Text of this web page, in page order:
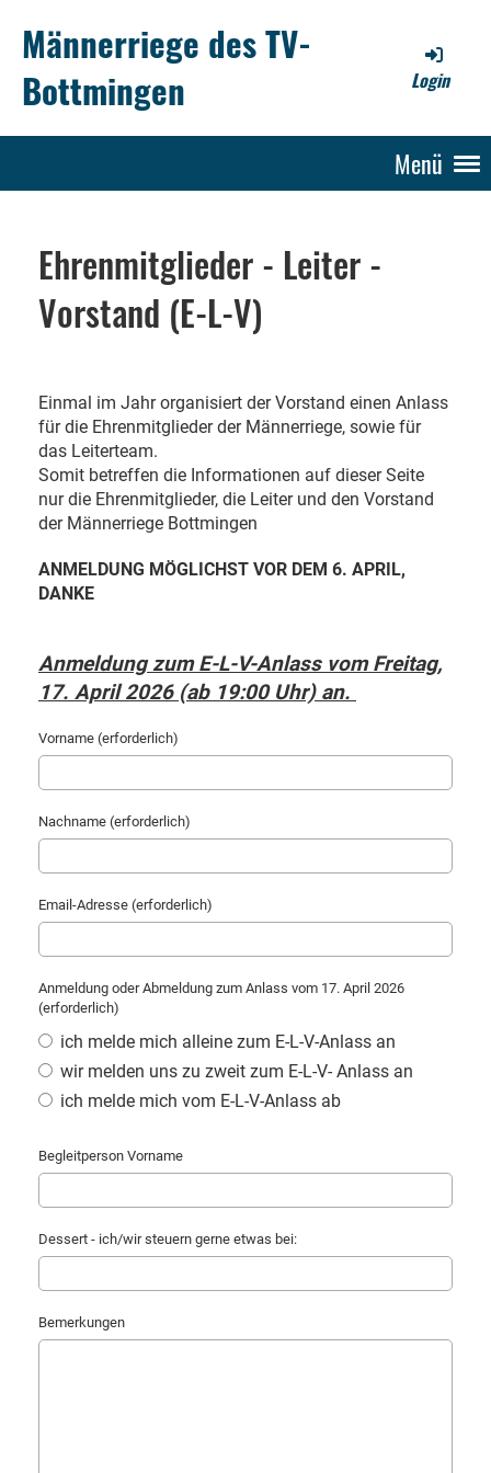
Männerriege des TV-
Bottmingen
Login
Menü
Ehrenmitglieder - Leiter -
Vorstand (E-L-V)
Einmal im Jahr organisiert der Vorstand einen Anlass
für die Ehrenmitglieder der Männerriege, sowie für
das Leiterteam.
Somit betreffen die Informationen auf dieser Seite
nur die Ehrenmitglieder, die Leiter und den Vorstand
der Männerriege Bottmingen
ANMELDUNG MÖGLICHST VOR DEM 6. APRIL,
DANKE
Anmeldung zum E-L-V-Anlass vom Freitag,
17. April 2026 (ab 19:00 Uhr) an.
Vorname (erforderlich)
Nachname (erforderlich)
Email-Adresse (erforderlich)
Anmeldung oder Abmeldung zum Anlass vom 17. April 2026
(erforderlich)
ich melde mich alleine zum E-L-V-Anlass an
wir melden uns zu zweit zum E-L-V- Anlass an
ich melde mich vom E-L-V-Anlass ab
Begleitperson Vorname
Dessert - ich/wir steuern gerne etwas bei:
Bemerkungen